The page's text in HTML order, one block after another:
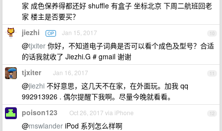
家 成色保养得都还好 shuffle 有盒子 坐标北京 下周二航班回老
家 楼主是否要买？
10
jiezhi OP Jan 15, 2017
@tjxiter 你好，不知道电子词典是否可以看个成色及型号？合适
的话我就收了 Jiezhi.G # gmail 谢谢
11
tjxiter Jan 16, 2017
@jiezhi 不好意思，这几天不在家，在外面玩。加我 qq
992913926 . 偶尔提醒下我啊。尽量今晚就看看。
12
poison123 Oct 26, 2017 via iPhone
@mswlander iPod 系列怎么样啊